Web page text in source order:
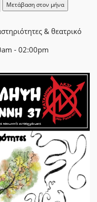
Μετάβαση στον μήνα
& θεατρικό
- 02:00pm